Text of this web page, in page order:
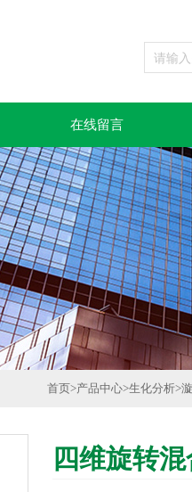
在线留言
首页>产品中心>生化分析>
四维旋转